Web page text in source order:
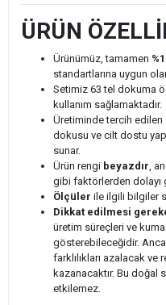
ÜRÜN
Ürünümüz, tamamen
standartlarına uygun
Setimiz 63 tel dokuma
kullanım sağlamaktadır.
Üretiminde tercih edilen
dokusu ve cilt dostu
sunar.
Ürün rengi beyazdır,
gibi faktörlerden dolayı
Ölçüler ile ilgili bilgiler
Dikkat edilmesi
üretim süreçleri ve
gösterebileceğidir.
farklılıkları azalacak
kazanacaktır. Bu doğal
etkilemez.